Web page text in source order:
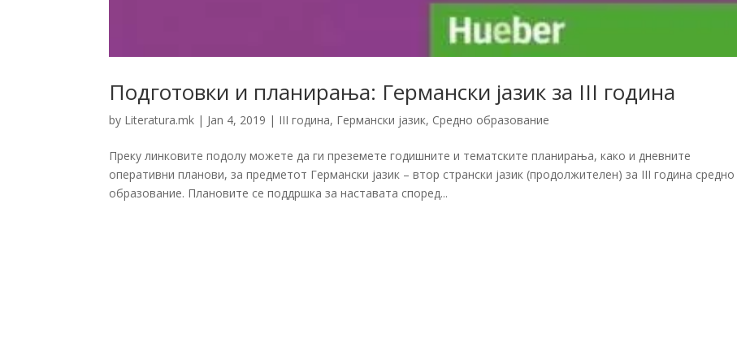
Подготовки и планирања: Германски јазик за III година
by Literatura.mk | Jan 4, 2019 | III година, Германски јазик, Средно образование
Преку линковите подолу можете да ги преземете годишните и тематските планирања, како и дневните
оперативни планови, за предметот Германски јазик – втор странски јазик (продолжителен) за III година средно
образование. Плановите се поддршка за наставата според...